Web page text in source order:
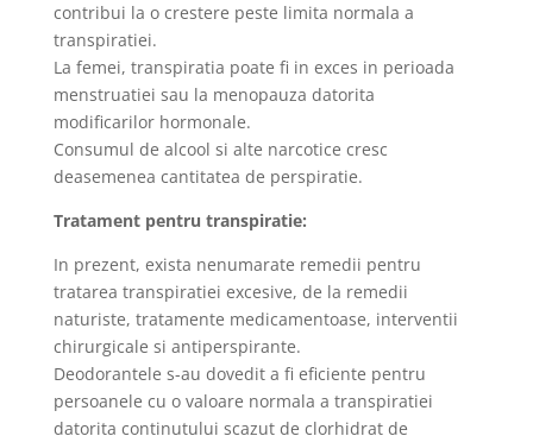
contribui la o crestere peste limita normala a
transpiratiei.
La femei, transpiratia poate fi in exces in perioada
menstruatiei sau la menopauza datorita
modificarilor hormonale.
Consumul de alcool si alte narcotice cresc
deasemenea cantitatea de perspiratie.
Tratament pentru transpiratie:
In prezent, exista nenumarate remedii pentru
tratarea transpiratiei excesive, de la remedii
naturiste, tratamente medicamentoase, interventii
chirurgicale si antiperspirante.
Deodorantele s-au dovedit a fi eficiente pentru
persoanele cu o valoare normala a transpiratiei
datorita continutului scazut de clorhidrat de